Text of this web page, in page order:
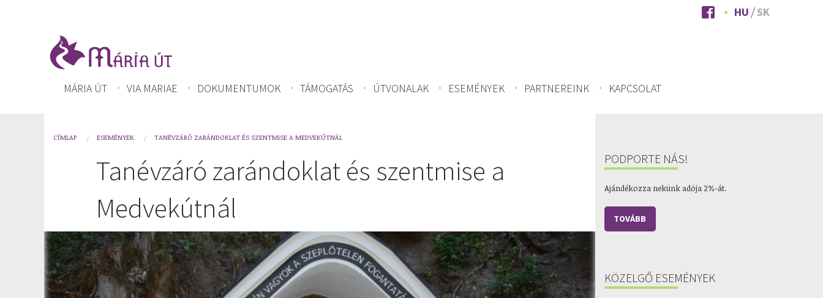
HU SK
MÁRIA ÚT VIA MARIAE DOKUMENTUMOK TÁMOGATÁS ÚTVONALAK ESEMÉNYEK PARTNEREINK KAPCSOLAT
You
CÍMLAP ESEMÉNYEK TANÉVZÁRÓ ZARÁNDOKLAT ÉS SZENTMISE A MEDVEKÚTNÁL
Tanévzáró zarándoklat és szentmise a
Medvekútnál
PODPORTE NÁS!
Ajándékozza nekünk adója 2%-át.
TOVÁBB
KÖZELGŐ ESEMÉNYEK